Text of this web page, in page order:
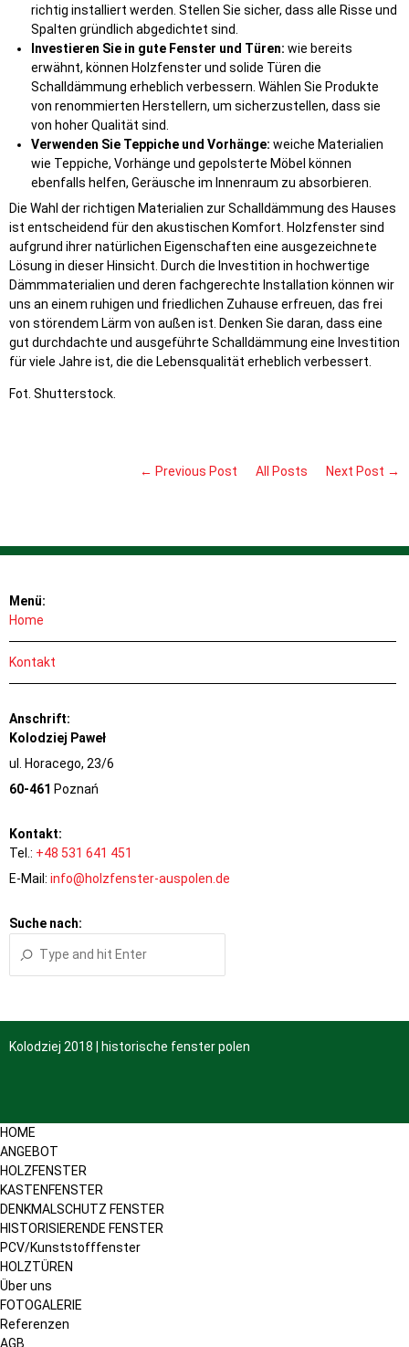
richtig installiert werden. Stellen Sie sicher, dass alle Risse und
Spalten gründlich abgedichtet sind.
Investieren Sie in gute Fenster und Türen: wie bereits
erwähnt, können Holzfenster und solide Türen die
Schalldämmung erheblich verbessern. Wählen Sie Produkte
von renommierten Herstellern, um sicherzustellen, dass sie
von hoher Qualität sind.
Verwenden Sie Teppiche und Vorhänge: weiche Materialien
wie Teppiche, Vorhänge und gepolsterte Möbel können
ebenfalls helfen, Geräusche im Innenraum zu absorbieren.
Die Wahl der richtigen Materialien zur Schalldämmung des Hauses
ist entscheidend für den akustischen Komfort. Holzfenster sind
aufgrund ihrer natürlichen Eigenschaften eine ausgezeichnete
Lösung in dieser Hinsicht. Durch die Investition in hochwertige
Dämmmaterialien und deren fachgerechte Installation können wir
uns an einem ruhigen und friedlichen Zuhause erfreuen, das frei
von störendem Lärm von außen ist. Denken Sie daran, dass eine
gut durchdachte und ausgeführte Schalldämmung eine Investition
für viele Jahre ist, die die Lebensqualität erheblich verbessert.
Fot. Shutterstock.
← Previous Post All Posts Next Post →
Menü:
Home
Kontakt
Anschrift:
Kolodziej Paweł
ul. Horacego, 23/6
60-461 Poznań
Kontakt:
Tel.: +48 531 641 451
E-Mail: info@holzfenster-auspolen.de
Suche nach:
Kolodziej 2018 | historische fenster polen
HOME
ANGEBOT
HOLZFENSTER
KASTENFENSTER
DENKMALSCHUTZ FENSTER
HISTORISIERENDE FENSTER
PCV/Kunststofffenster
HOLZTÜREN
Über uns
FOTOGALERIE
Referenzen
AGB